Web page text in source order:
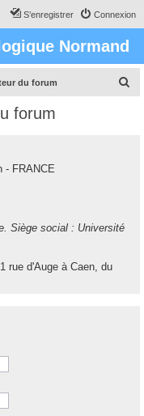
Connexion
S’enregistrer
Normand
du forum
forum
- FRANCE
Siège social : Université
rue d'Auge à Caen, du